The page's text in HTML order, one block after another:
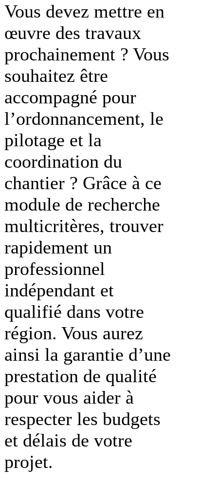
Vous devez mettre en
œuvre des travaux
prochainement ? Vous
souhaitez être
accompagné pour
l’ordonnancement, le
pilotage et la
coordination du
chantier ? Grâce à ce
module de recherche
multicritères, trouver
rapidement un
professionnel
indépendant et
qualifié dans votre
région. Vous aurez
ainsi la garantie d’une
prestation de qualité
pour vous aider à
respecter les budgets
et délais de votre
projet.